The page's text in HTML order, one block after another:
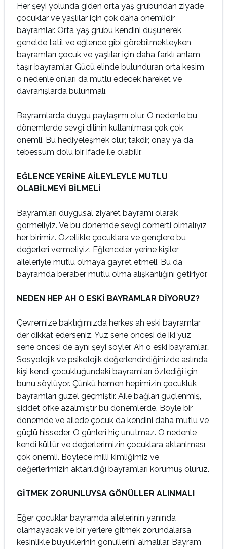
Her şeyi yolunda giden orta yaş grubundan ziyade
çocuklar ve yaşlılar için çok daha önemlidir
bayramlar. Orta yaş grubu kendini düşünerek,
genelde tatil ve eğlence gibi görebilmekteyken
bayramları çocuk ve yaşlılar için daha farklı anlam
taşır bayramlar. Gücü elinde bulunduran orta kesim
o nedenle onları da mutlu edecek hareket ve
davranışlarda bulunmalı.
Bayramlarda duygu paylaşımı olur. O nedenle bu
dönemlerde sevgi dilinin kullanılması çok çok
önemli. Bu hediyeleşmek olur, takdir, onay ya da
tebessüm dolu bir ifade ile olabilir.
EĞLENCE YERİNE AİLEYLEYLE MUTLU
OLABİLMEYİ BİLMELİ
Bayramları duygusal ziyaret bayramı olarak
görmeliyiz. Ve bu dönemde sevgi cömerti olmalıyız
her birimiz. Özellikle çocuklara ve gençlere bu
değerleri vermeliyiz. Eğlenceler yerine kişiler
aileleriyle mutlu olmaya gayret etmeli. Bu da
bayramda beraber mutlu olma alışkanlığını getiriyor.
NEDEN HEP AH O ESKİ BAYRAMLAR DİYORUZ?
Çevremize baktığımızda herkes ah eski bayramlar
der dikkat ederseniz. Yüz sene öncesi de iki yüz
sene öncesi de aynı şeyi söyler. Ah o eski bayramlar…
Sosyolojik ve psikolojik değerlendirdiğinizde aslında
kişi kendi çocukluğundaki bayramları özlediği için
bunu söylüyor. Çünkü hemen hepimizin çocukluk
bayramları güzel geçmiştir. Aile bağları güçlenmiş,
şiddet öfke azalmıştır bu dönemlerde. Böyle bir
dönemde ve ailede çocuk da kendini daha mutlu ve
güçlü hisseder. O günleri hiç unutmaz. O nedenle
kendi kültür ve değerlerimizin çocuklara aktarılması
çok önemli. Böylece milli kimliğimiz ve
değerlerimizin aktarıldığı bayramları korumuş oluruz.
GİTMEK ZORUNLUYSA GÖNÜLLER ALINMALI
Eğer çocuklar bayramda ailelerinin yanında
olamayacak ve bir yerlere gitmek zorundalarsa
kesinlikle büyüklerinin gönüllerini almalılar. Bayram